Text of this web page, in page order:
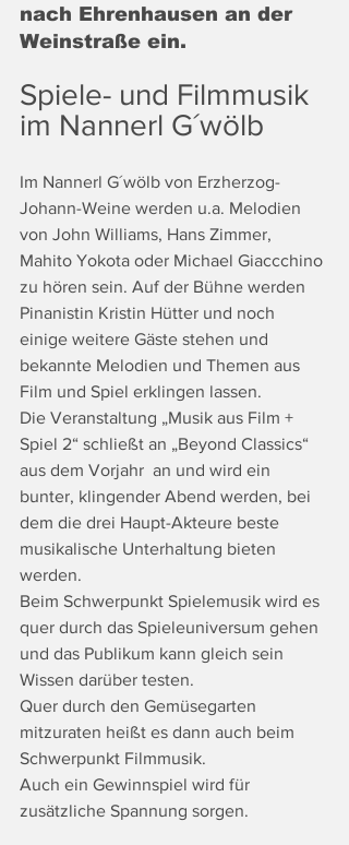
nach Ehrenhausen an der
Weinstraße ein.
Spiele- und Filmmusik
im Nannerl G´wölb
Im Nannerl G´wölb von Erzherzog-
Johann-Weine werden u.a. Melodien
von John Williams, Hans Zimmer,
Mahito Yokota oder Michael Giaccchino
zu hören sein. Auf der Bühne werden
Pinanistin Kristin Hütter und noch
einige weitere Gäste stehen und
bekannte Melodien und Themen aus
Film und Spiel erklingen lassen.
Die Veranstaltung „Musik aus Film +
Spiel 2“ schließt an „Beyond Classics“
aus dem Vorjahr  an und wird ein
bunter, klingender Abend werden, bei
dem die drei Haupt-Akteure beste
musikalische Unterhaltung bieten
werden.
Beim Schwerpunkt Spielemusik wird es
quer durch das Spieleuniversum gehen
und das Publikum kann gleich sein
Wissen darüber testen.
Quer durch den Gemüsegarten
mitzuraten heißt es dann auch beim
Schwerpunkt Filmmusik.
Auch ein Gewinnspiel wird für
zusätzliche Spannung sorgen.